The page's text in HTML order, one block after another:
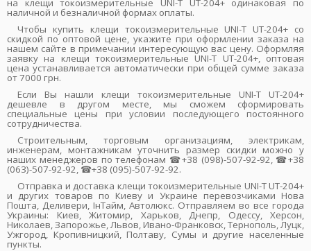
на клещи токоизмерительные UNI-T UT-204+ одинаковая по
наличной и безналичной формах оплаты.
Чтобы купить клещи токоизмерительные UNI-T UT-204+ со
скидкой по оптовой цене, укажите при оформлении заказа на
нашем сайте в примечании интересующую вас цену. Оформляя
заявку на клещи токоизмерительные UNI-T UT-204+, оптовая
цена устанавливается автоматически при общей сумме заказа
от 7000 грн.
Если Вы нашли клещи токоизмерительные UNI-T UT-204+
дешевле в другом месте, мы сможем сформировать
специальные цены при условии последующего постоянного
сотрудничества.
Строительным, торговым организациям, электрикам,
инженерам, монтажникам уточнить размер скидки можно у
наших менеджеров по телефонам ☎+38 (098)-507-92-92, ☎+38
(063)-507-92-92, ☎+38 (095)-507-92-92.
Отправка и доставка клещи токоизмерительные UNI-T UT-204+
и других товаров по Киеву и Украине перевозчиками Нова
Пошта, Деливери, ІнТайм, Автолюкс. Отправляем во все города
Украины: Киев, Житомир, Харьков, Днепр, Одессу, Херсон,
Николаев, Запорожье, Львов, Ивано-Франковск, Тернополь, Луцк,
Ужгород, Кропивницкий, Полтаву, Сумы и другие населенные
пункты.